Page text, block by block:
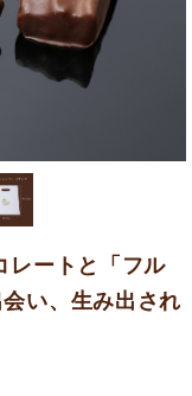
レートと 「フル
い、生み出され